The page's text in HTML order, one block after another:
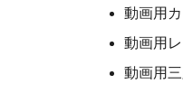
動画用
動画用
動画用